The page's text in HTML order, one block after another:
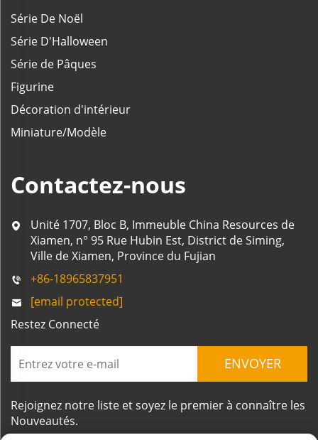
Série De Noël
Série D'Halloween
Série de Pâques
Figurine
Décoration d'intérieur
Miniature/Modèle
Contactez-nous
Unité 1707, Bloc B, Immeuble China Resources de
Xiamen, n° 95 Rue Hubin Est, District de Siming,
Ville de Xiamen, Province du Fujian
+86-18965837951
[email protected]
Restez Connecté
ENVOYER
Rejoignez notre liste et soyez le premier à connaître les
Nouveautés.